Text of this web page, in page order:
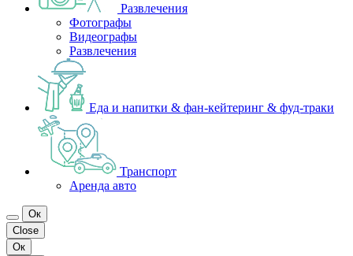
Развлечения
Фотографы
Видеографы
Развлечения
Еда и напитки & фан-кейтеринг & фуд-траки
Транспорт
Аренда авто
Ок
Close
Ок